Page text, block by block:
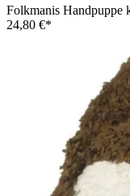
Folkmanis Handpuppe
24,80 €*